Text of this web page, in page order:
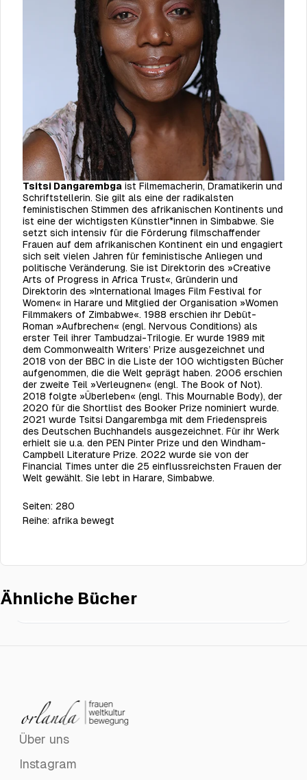
Tsitsi Dangarembga ist Filmemacherin, Dramatikerin und
Schriftstellerin. Sie gilt als eine der radikalsten
feministischen Stimmen des afrikanischen Kontinents und
ist eine der wichtigsten Künstler*innen in Simbabwe. Sie
setzt sich intensiv für die Förderung filmschaffender
Frauen auf dem afrikanischen Kontinent ein und engagiert
sich seit vielen Jahren für feministische Anliegen und
politische Veränderung. Sie ist Direktorin des »Creative
Arts of Progress in Africa Trust«, Gründerin und
Direktorin des »International Images Film Festival for
Women« in Harare und Mitglied der Organisation »Women
Filmmakers of Zimbabwe«. 1988 erschien ihr Debüt-
Roman »Aufbrechen« (engl. Nervous Conditions) als
erster Teil ihrer Tambudzai-Trilogie. Er wurde 1989 mit
dem Commonwealth Writers’ Prize ausgezeichnet und
2018 von der BBC in die Liste der 100 wichtigsten Bücher
aufgenommen, die die Welt geprägt haben. 2006 erschien
der zweite Teil »Verleugnen« (engl. The Book of Not).
2018 folgte »Überleben« (engl. This Mournable Body), der
2020 für die Shortlist des Booker Prize nominiert wurde.
2021 wurde Tsitsi Dangarembga mit dem Friedenspreis
des Deutschen Buchhandels ausgezeichnet. Für ihr Werk
erhielt sie u.a. den PEN Pinter Prize und den Windham-
Campbell Literature Prize. 2022 wurde sie von der
Financial Times unter die 25 einflussreichsten Frauen der
Welt gewählt. Sie lebt in Harare, Simbabwe.
Seiten: 280
Reihe: afrika bewegt
Ähnliche Bücher
Über uns
Instagram